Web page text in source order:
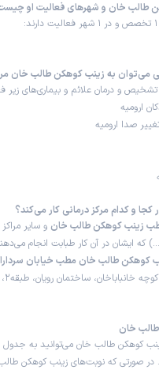
طالب خان و شهرهای فعالیت او
می‌توان به زینب کوهکن طالب خان
و درمان علائم و بیماری‌های زیر
ارومیه
صدا ارومیه
و کدام مرکز درمانی کار می‌کند؟
زینب کوهکن طالب خان و سایر
که ایشان در آن کار طبابت انجام
کوهکن طالب خان مطب خیابان
خان
کوهکن طالب خان می‌توانید به جدول
صورتی که نوبت‌های زینب کوهکن طالب